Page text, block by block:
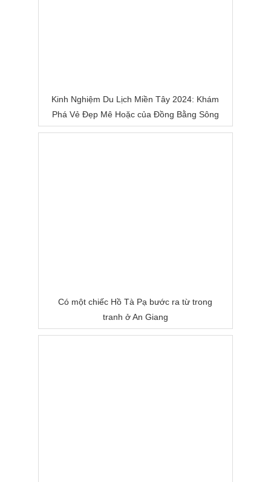
Kinh Nghiệm Du Lịch Miền Tây 2024: Khám
Phá Vẻ Đẹp Mê Hoặc của Đồng Bằng Sông
Nước
Có một chiếc Hồ Tà Pạ bước ra từ trong
tranh ở An Giang